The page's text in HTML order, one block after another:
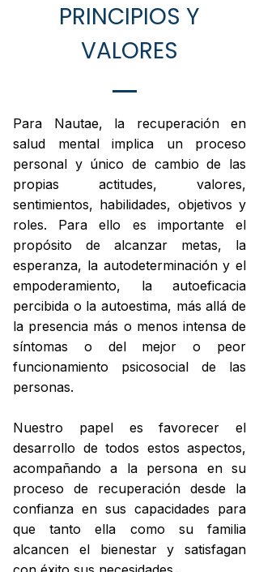
PRINCIPIOS Y
VALORES
Para Nautae, la recuperación en
salud mental implica un proceso
personal y único de cambio de las
propias actitudes, valores,
sentimientos, habilidades, objetivos y
roles. Para ello es importante el
propósito de alcanzar metas, la
esperanza, la autodeterminación y el
empoderamiento, la autoeficacia
percibida o la autoestima, más allá de
la presencia más o menos intensa de
síntomas o del mejor o peor
funcionamiento psicosocial de las
personas.
Nuestro papel es favorecer el
desarrollo de todos estos aspectos,
acompañando a la persona en su
proceso de recuperación desde la
confianza en sus capacidades para
que tanto ella como su familia
alcancen el bienestar y satisfagan